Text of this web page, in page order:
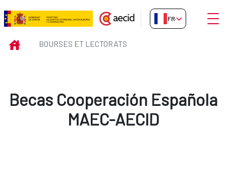
Saut au contenu principal
Bourses et Lectorats
FR-FR
INICIOBOURSES ET LECTORATS
Becas Cooperación Española
MAEC-AECID